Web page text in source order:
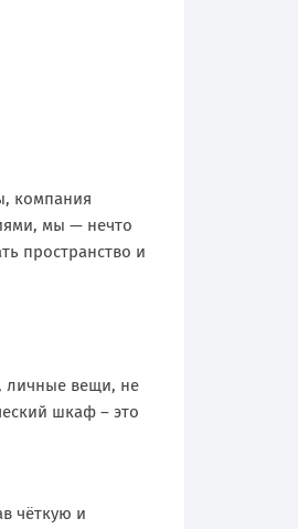
компания
мы — нечто
пространство и
личные вещи, не
шкаф – это
чёткую и